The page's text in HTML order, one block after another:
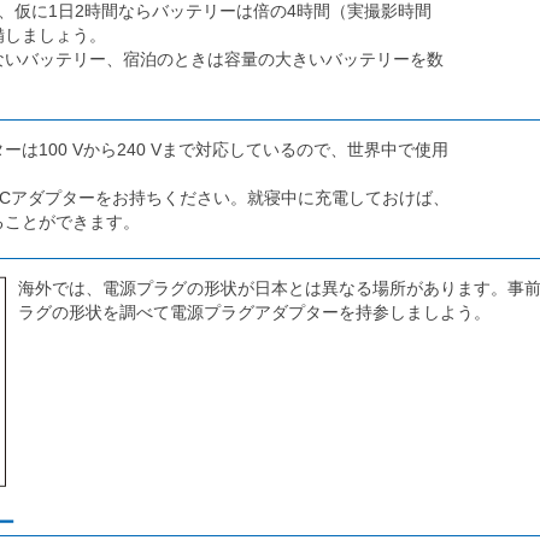
仮に1日2時間ならバッテリーは倍の4時間（実撮影時間
ましょう。
バッテリー、宿泊のときは容量の大きいバッテリーを数
は100 Vから240 Vまで対応しているので、世界中で使用
アダプターをお持ちください。就寝中に充電しておけば、
とができます。
海外では、電源プラグの形状が日本とは異なる場所があります。事
ラグの形状を調べて電源プラグアダプターを持参しましよう。